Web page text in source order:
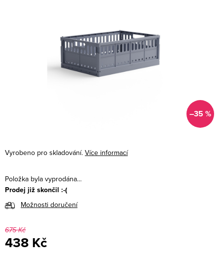
–35 %
Vyrobeno pro skladování. Více informací
Položka byla vyprodána…
Prodej již skončil :-(
Možnosti doručení
675 Kč
438 Kč